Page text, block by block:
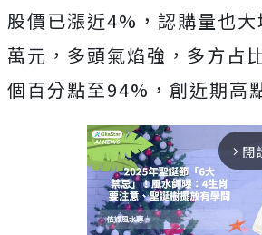
股價已漲近4%，認購量也
萬元，多頭氣焰強，多方占
個百分點至94%，創近期高
arrow_forward_ios 閱